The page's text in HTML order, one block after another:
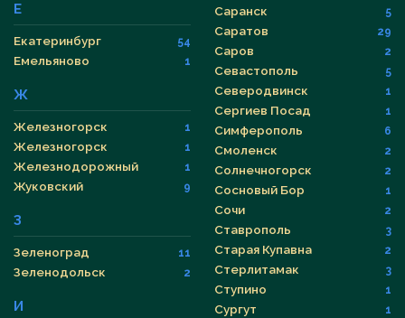
Е
Екатеринбург 54
Емельяново 1
Ж
Железногорск 1
Железногорск 1
Железнодорожный 1
Жуковский 9
З
Зеленоград 11
Зеленодольск 2
И
Саранск 5
Саратов 29
Саров 2
Севастополь 5
Северодвинск 1
Сергиев Посад 1
Симферополь 6
Смоленск 2
Солнечногорск 2
Сосновый Бор 1
Сочи 2
Ставрополь 3
Старая Купавна 2
Стерлитамак 3
Ступино 1
Сургут 1